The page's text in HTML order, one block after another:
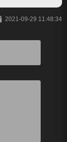
2021-09-29 11:48:34